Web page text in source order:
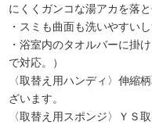
にくくガンコな湯アカを落と
・スミも曲面も洗いやすい
・浴室内のタオルバーに掛
で対応。）
〈取替え用ハンディ〉伸縮
ざいます。
〈取替え用スポンジ〉ＹＳ